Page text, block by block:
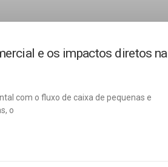
e os impactos diretos na
com o fluxo de caixa de pequenas e
o